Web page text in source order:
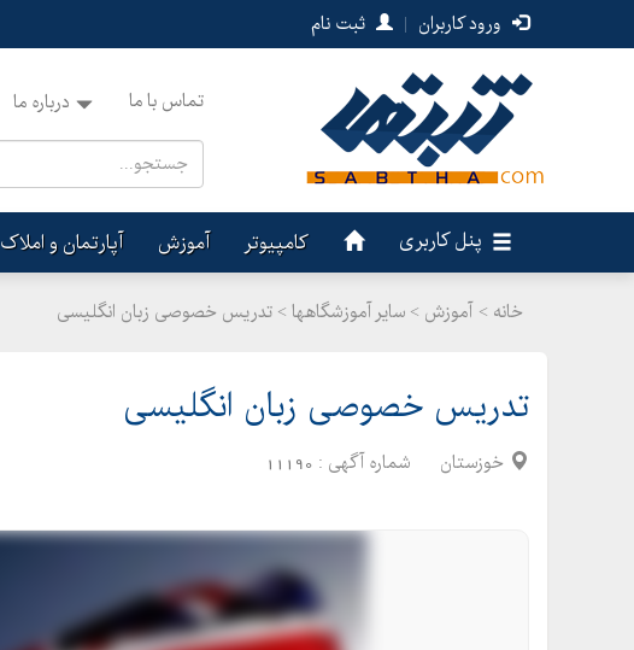
ورود کاربران | ثبت نام
تماس با ما درباره ما
پنل کاربری کامپیوتر آموزش آپارتمان و املاک
خانه > آموزش > سایر آموزشگاهها > تدریس خصوصی زبان انگلیسی
تدریس خصوصی زبان انگلیسی
خوزستان شماره آگهی : 11190